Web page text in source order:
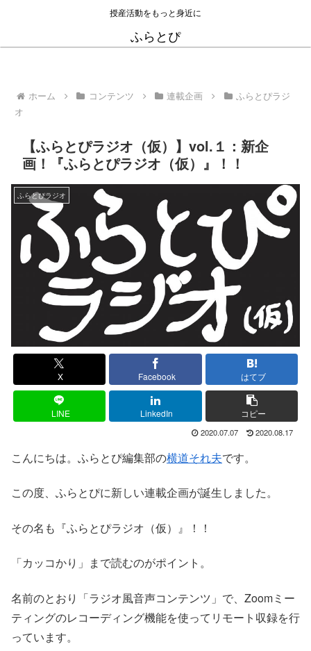
授産活動をもっと身近に
ふらとぴ
ホーム コンテンツ 連載企画
ふらとぴラジ
オ
【ふらとぴラジオ（仮）】vol.１：新企
画！『ふらとぴラジオ（仮）』！！
ふらとぴラジオ
X Facebook はてブ
LINE LinkedIn コピー
2020.07.07 2020.08.17
こんにちは。ふらとぴ編集部の横道それ夫です。
この度、ふらとぴに新しい連載企画が誕生しました。
その名も『ふらとぴラジオ（仮）』！！
「カッコかり」まで読むのがポイント。
名前のとおり「ラジオ風音声コンテンツ」で、Zoomミー
ティングのレコーディング機能を使ってリモート収録を行
っています。